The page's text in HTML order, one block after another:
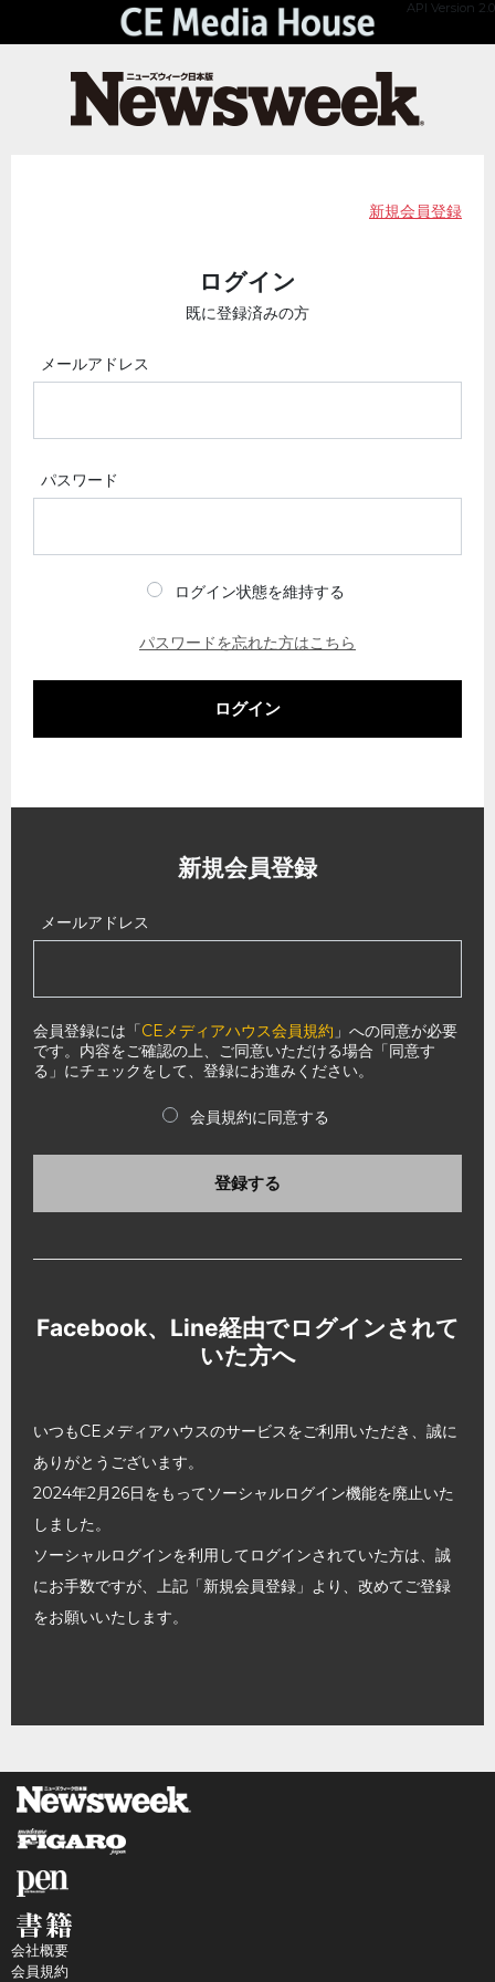
API Version 2.0
新規会員登録
ログイン
既に登録済みの方
メールアドレス
パスワード
ログイン状態を維持する
パスワードを忘れた方はこちら
ログイン
新規会員登録
メールアドレス
会員登録には「CEメディアハウス会員規約 」への同意が必要
です。内容をご確認の上、ご同意いただける場合「同意す
る」にチェックをして、登録にお進みください。
会員規約に同意する
登録する
Facebook、Line経由でログインされて
いた方へ
いつもCEメディアハウスのサービスをご利用いただき、誠に
ありがとうございます。
2024年2月26日をもってソーシャルログイン機能を廃止いた
しました。
ソーシャルログインを利用してログインされていた方は、誠
にお手数ですが、上記「新規会員登録」より、改めてご登録
をお願いいたします。
会社概要
会員規約